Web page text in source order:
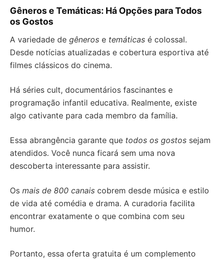
Gêneros e Temáticas: Há Opções para Todos
os Gostos
A variedade de gêneros e temáticas é colossal.
Desde notícias atualizadas e cobertura esportiva até
filmes clássicos do cinema.
Há séries cult, documentários fascinantes e
programação infantil educativa. Realmente, existe
algo cativante para cada membro da família.
Essa abrangência garante que todos os gostos sejam
atendidos. Você nunca ficará sem uma nova
descoberta interessante para assistir.
Os mais de 800 canais cobrem desde música e estilo
de vida até comédia e drama. A curadoria facilita
encontrar exatamente o que combina com seu
humor.
Portanto, essa oferta gratuita é um complemento